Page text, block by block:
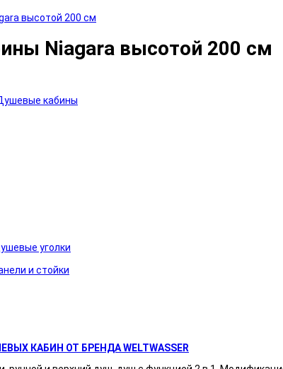
высотой 200 см
Niagara высотой 200 см
КАБИН ОТ БРЕНДА WELTWASSER